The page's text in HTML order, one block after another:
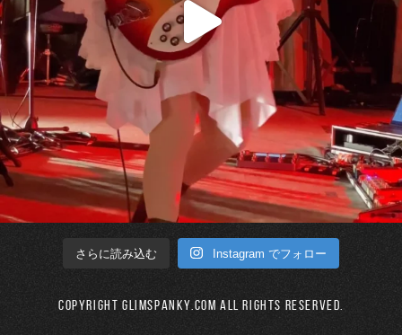
さらに読み込む Instagram でフォロー
Copyright GLIMSPANKY.COM All Rights Reserved.